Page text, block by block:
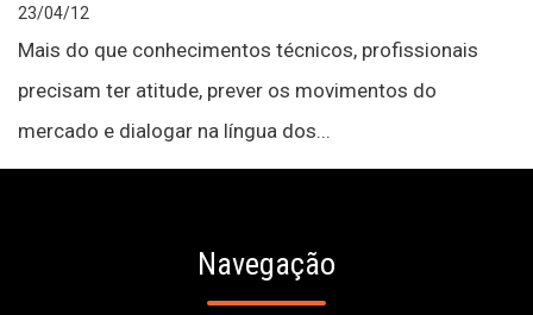
23/04/12
Mais do que conhecimentos técnicos, profissionais
precisam ter atitude, prever os movimentos do
mercado e dialogar na língua dos...
Navegação